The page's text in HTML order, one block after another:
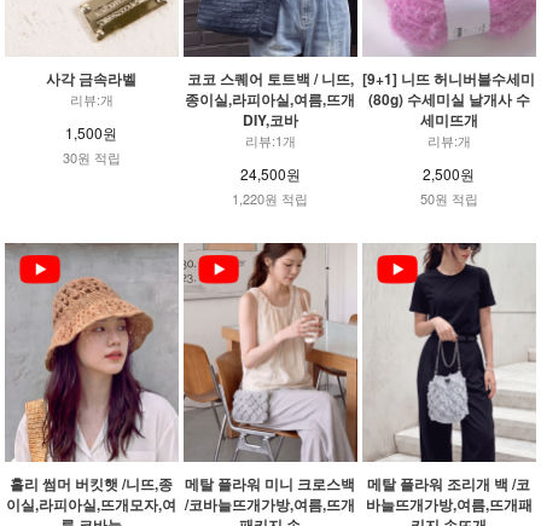
사각 금속라벨
리뷰:개
1,500원
30원 적립
코코 스퀘어 토트백 / 니뜨,
종이실,라피아실,여름,뜨개
DIY,코바
리뷰:1개
24,500원
1,220원 적립
[9+1] 니뜨 허니버블수세미
(80g) 수세미실 날개사 수
세미뜨개
리뷰:개
2,500원
50원 적립
홀리 썸머 버킷햇 /니뜨,종
이실,라피아실,뜨개모자,여
메탈 플라워 미니 크로스백
/코바늘뜨개가방,여름,뜨개
메탈 플라워 조리개 백 /코
바늘뜨개가방,여름,뜨개패